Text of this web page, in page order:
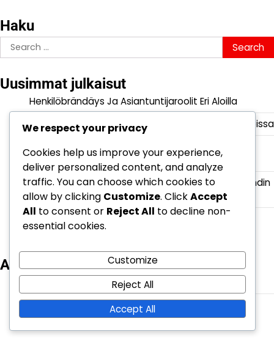
Haku
Search
for:
Uusimmat julkaisut
Henkilöbrändäys Ja Asiantuntijaroolit Eri Aloilla
Henkilöbrändäyksen Merkitys Asiantuntijaverkostoissa
Verkko-Maineen Kehittäminen
Asiakasvuorovaikutuksen Kautta
Verkko-Maine: Arvostelut, Sosiaalinen näyttö, Brändin
hallinta
Henkilöbrändäys: Luottamus, Näkyvyys,
Asiantuntemus
Arkisto
We respect your privacy
Cookies help us improve your experience,
deliver personalized content, and analyze
traffic. You can choose which cookies to
allow by clicking Customize. ClickAccept
All to consent or Reject All to decline non-
essential cookies.
Customize
Reject All
Accept All